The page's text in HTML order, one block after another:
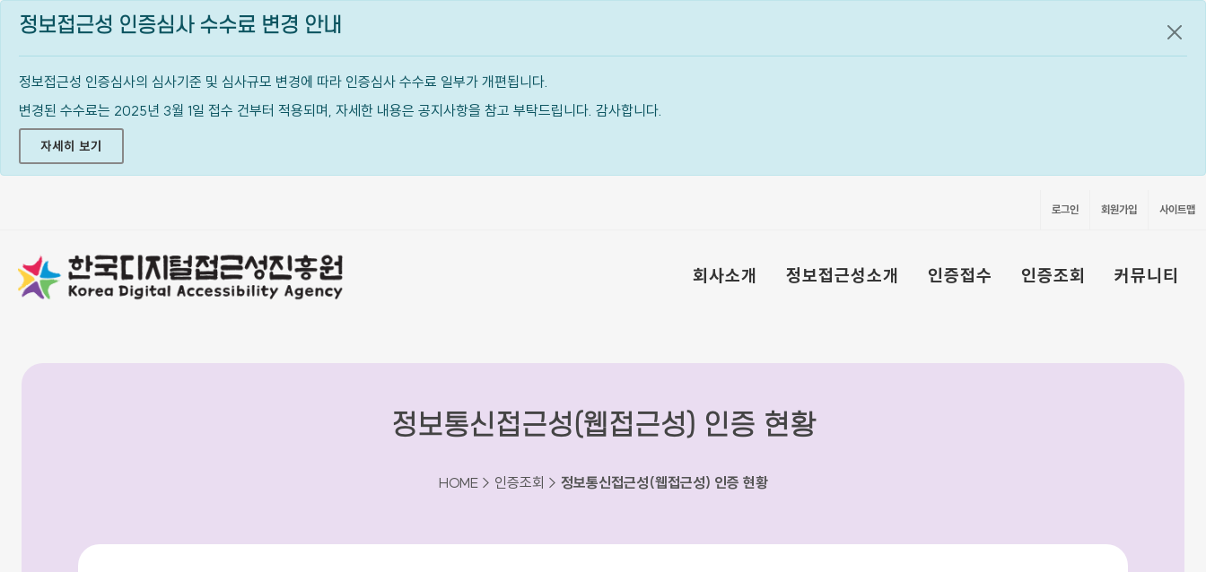
정보접근성 인증심사 수수료 변경 안내
정보접근성 인증심사의 심사기준 및 심사규모 변경에 따라 인증심사 수수료 일부가 개편됩니다.
변경된 수수료는 2025년 3월 1일 접수 건부터 적용되며, 자세한 내용은 공지사항을 참고 부탁드립니다. 감사합니다.
자세히 보기
공지
로그인 회원가입 사이트맵
회사소개 정보접근성소개 인증접수 인증조회 커뮤니티
정보통신접근성(웹접근성) 인증 현황
HOME > 인증조회 > 정보통신접근성(웹접근성) 인증 현황